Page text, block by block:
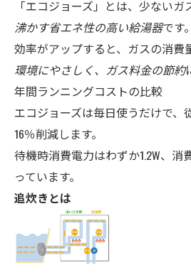
「エコジョーズ」とは、少ないガ
沸かす省エネ性の高い給湯器です。
効率がアップすると、ガスの消費
環境にやさしく、ガス料金の節約
年間ランニングコストの比較
エコジョーズは毎日使うだけで、
16％削減します。
待機時消費電力はわずか1.2W、消
っています。
追炊きとは